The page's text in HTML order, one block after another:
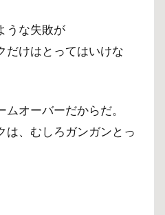
うな失敗が
だけはとってはいけな
オーバーだからだ。
は、むしろガンガンとっ